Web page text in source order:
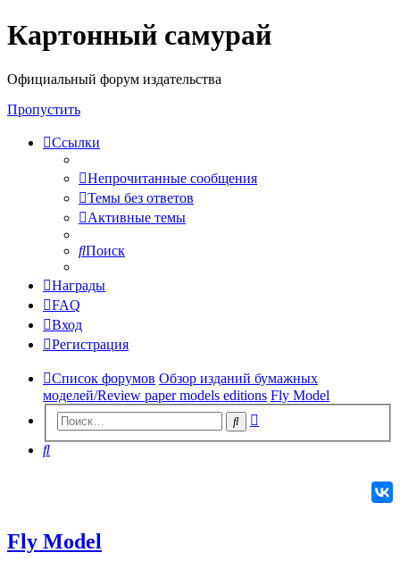
Регистрация
Картонный самурай
Официальный форум издательства
Пропустить
Ссылки
Непрочитанные сообщения
Темы без ответов
Активные темы
Поиск
Награды
FAQ
Вход
Регистрация
Список форумов Обзор изданий бумажных
моделей/Review paper models editions Fly Model
Поиск
Поиск
Fly Model